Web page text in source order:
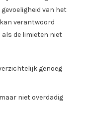
van het
verantwoord
de limieten niet
genoeg
niet overdadig